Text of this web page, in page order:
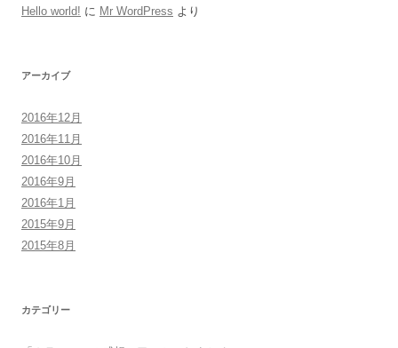
Hello world! に Mr WordPress より
アーカイブ
2016年12月
2016年11月
2016年10月
2016年9月
2016年1月
2015年9月
2015年8月
カテゴリー